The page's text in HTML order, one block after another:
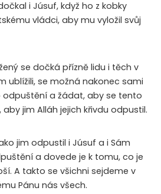
i Júsuf, když ho z kobky
vládci, aby mu vyložil svůj
se dočká přízně lidu i těch v
ublížili, se možná nakonec sami
a žádat, aby se tento
jim Alláh jejich křivdu odpustil.
jim odpustil i Júsuf a i Sám
a dovede je k tomu, co je
A takto se všichni sejdeme v
Pánu nás všech.